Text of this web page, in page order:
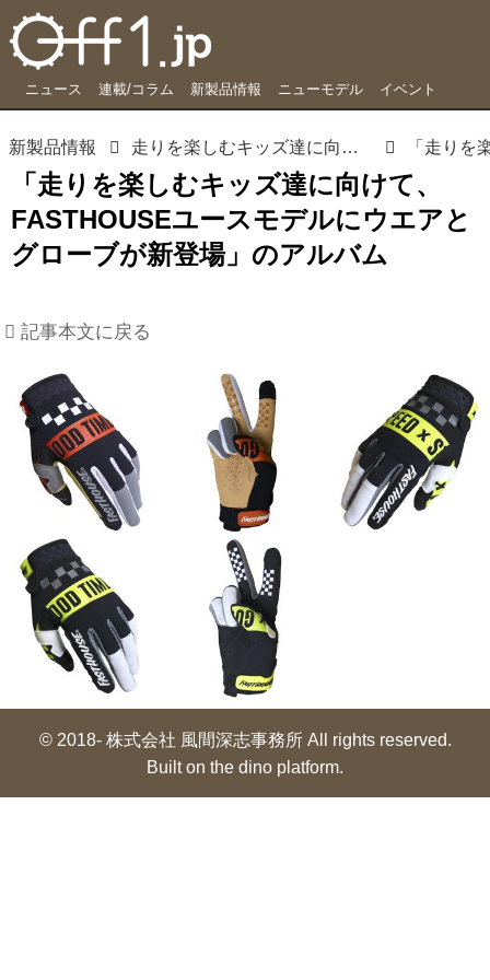
ニュース 連載/コラム 新製品情報 ニューモデル イベント
新製品情報 走りを楽しむキッズ達に向けて、FASTHOUSEユースモデルにウエアとグローブが新登場
「走りを楽しむキッズ達に向けて、
FASTHOUSEユースモデルにウエアと
グローブが新登場」のアルバム
記事本文に戻る
© 2018- 株式会社 風間深志事務所 All rights reserved.
Built on the dino platform.